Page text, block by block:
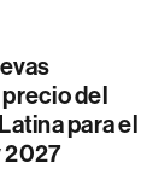
del
para el
2027